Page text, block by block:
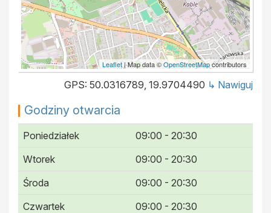
Leaflet| Map data ©OpenStreetMapcontributors
GPS: 50.0316789, 19.9704490 ↳ Nawiguj
Godziny otwarcia
Poniedziałek
09:00 - 20:30
Wtorek
09:00 - 20:30
Środa
09:00 - 20:30
Czwartek
09:00 - 20:30